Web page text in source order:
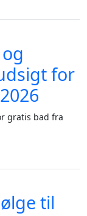
og sol -
for
gratis bad fra
i vente -
til